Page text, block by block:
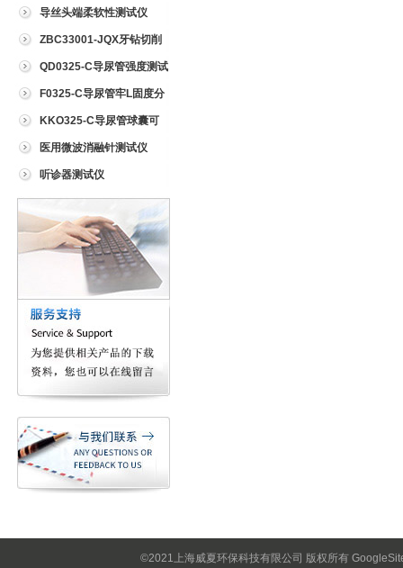
导丝头端柔软性测试仪
ZBC33001-JQX牙钻切削
试验仪QD0325-C导尿管强度测试
仪
F0325-C导尿管牢L固度分
离力测试仪
KKO325-C导尿管球囊可
靠性测试仪
医用微波消融针测试仪
听诊器测试仪
©2021上海威夏环保科技有限公司 版权所有